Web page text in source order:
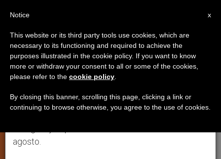
JUSTICIA Y PAZ,PAPAS
×
Aviso importante
Del 27 de julio al 7 de agosto haremos la pausa
anual, aprovechando que en el periodo de verano
se generan menos informaciones y también el
agosto.
x
Notice
This website or its third party tools use cookies, which are
necessary to its functioning and required to achieve the
purposes illustrated in the cookie policy. If you want to know
more or withdraw your consent to all or some of the cookies,
please refer to the cookie policy
By closing this banner, scrolling this page, clicking a link or
continuing to browse otherwise, you agree to the use of cookies.